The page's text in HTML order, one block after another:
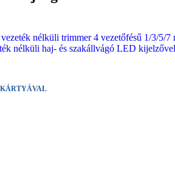
nélküli trimmer 4 vezetőfésű 1/3/5/
nélküli haj- és szakállvágó LED